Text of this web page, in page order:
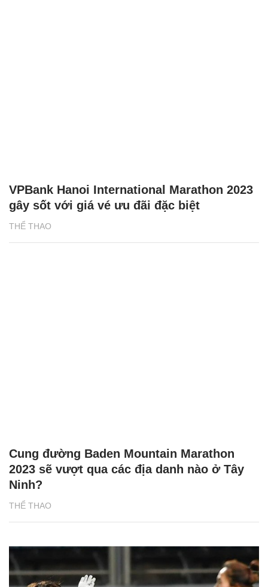
THỂ THAO
VPBank Hanoi International Marathon 2023
gây sốt với giá vé ưu đãi đặc biệt
THỂ THAO
Cung đường Baden Mountain Marathon
2023 sẽ vượt qua các địa danh nào ở Tây
Ninh?